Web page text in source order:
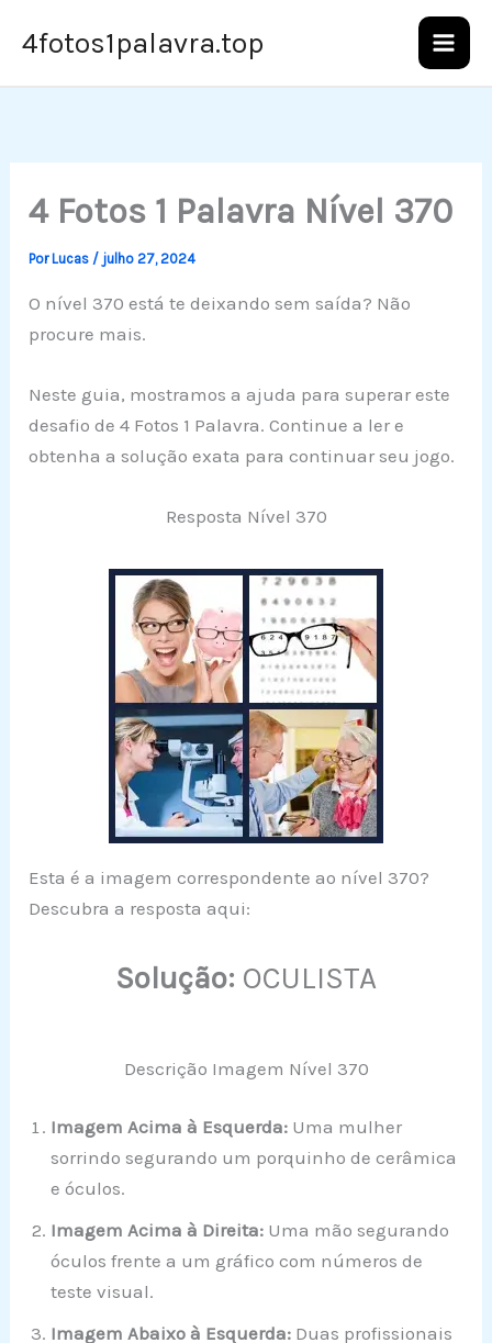
para4fotos1palavra.top
4 Fotos 1 Palavra Nível 370
PorLucas / julho 27, 2024
O nível 370 está te deixando sem saída? Não
procure mais.
Neste guia, mostramos a ajuda para superar este
desafio de 4 Fotos 1 Palavra. Continue a ler e
obtenha a solução exata para continuar seu jogo.
Resposta Nível 370
Esta é a imagem correspondente ao nível 370?
Descubra a resposta aqui:
Solução: OCULISTA
Descrição Imagem Nível 370
Imagem Acima à Esquerda: Uma mulher
sorrindo segurando um porquinho de cerâmica
e óculos.
Imagem Acima à Direita: Uma mão segurando
óculos frente a um gráfico com números de
teste visual.
Imagem Abaixo à Esquerda: Duas profissionais